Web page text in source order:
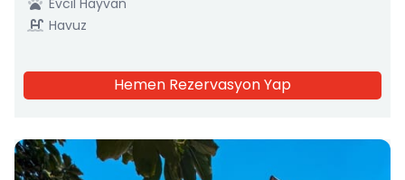
Havuz
Hemen Rezervasyon Yap